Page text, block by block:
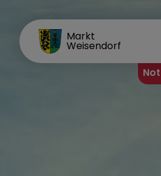
Markt
Weisendorf